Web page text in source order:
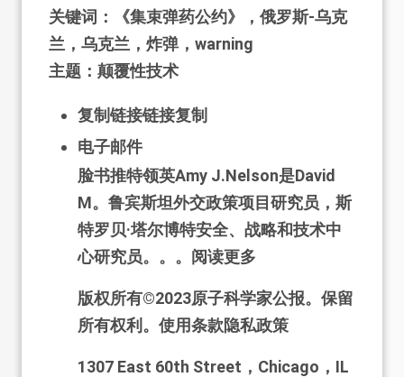
关键词：《集束弹药公约》，俄罗斯-乌克
兰，乌克兰，炸弹，warning
主题： 颠覆性技术
复制链接链接复制
电子邮件
脸书推特领英Amy J.Nelson是David
M。鲁宾斯坦外交政策项目研究员，斯
特罗贝·塔尔博特安全、战略和技术中
心研究员。。。阅读更多
版权所有©2023原子科学家公报。保留
所有权利。使用条款隐私政策
1307 East 60th Street，Chicago，IL